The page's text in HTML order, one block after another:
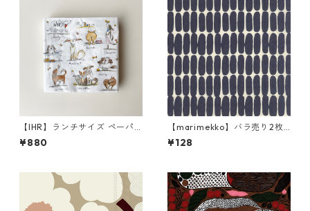
【IHR】ランチサイズ ペーパ
ーナプキン EMOTION DOGS
ホワイト Anita Jeram 20枚
¥880
【marimekko】バラ売り2枚
ランチサイズ ペーパーナプキ
ン ALKU リネンxブラック
¥128